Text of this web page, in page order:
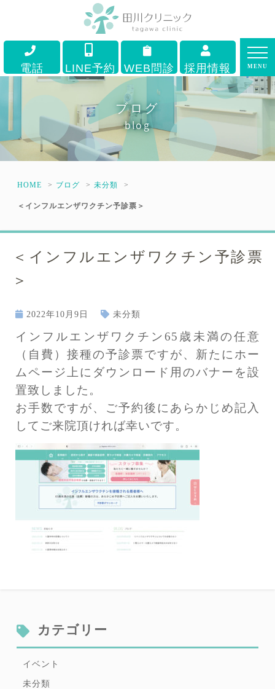
電話 LINE予約 WEB問診 採用情報 MENU
ブログ
blog
HOME ブログ 未分類
＜インフルエンザワクチン予診票＞
＜インフルエンザワクチン予診票
＞
2022年10月9日 未分類
インフルエンザワクチン65歳未満の任意
（自費）接種の予診票ですが、新たにホー
ムページ上にダウンロード用のバナーを設
置致しました。
お手数ですが、ご予約後にあらかじめ記入
してご来院頂ければ幸いです。
カテゴリー
イベント
未分類